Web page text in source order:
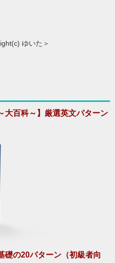
いた＞
大百科～】厳選英文パターン
礎の20パターン（初級者向